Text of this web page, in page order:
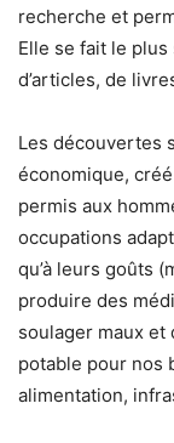
recherche et
Elle se fait le
d’articles, de
Les découvertes
économique,
permis aux
occupations
qu’à leurs goûts
produire des
soulager maux et
potable pour nos
alimentation,